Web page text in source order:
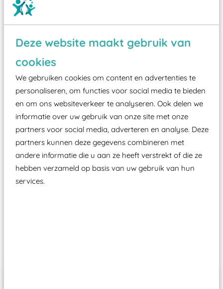
Deze website maakt gebruik van
cookies
We gebruiken cookies om content en advertenties te
personaliseren, om functies voor social media te bieden
en om ons websiteverkeer te analyseren. Ook delen we
informatie over uw gebruik van onze site met onze
partners voor social media, adverteren en analyse. Deze
partners kunnen deze gegevens combineren met
andere informatie die u aan ze heeft verstrekt of die ze
hebben verzameld op basis van uw gebruik van hun
services.
Wist je dat:
Vanaf een valhoogte van 1,5 meter een speciale
valondergrond onder speeltoestellen verplicht is
zoals kunstgras, rubber tegels of boomschors?
Elk speeltoestel in de openbare ruimte voorzien
moet zijn van een typekeuring, -plaatje en
certificering, uitgegeven door een Nederlands
aangewezen keuringsinstantie?
Wij ook speeltoestellen kunnen laten keuren zodat